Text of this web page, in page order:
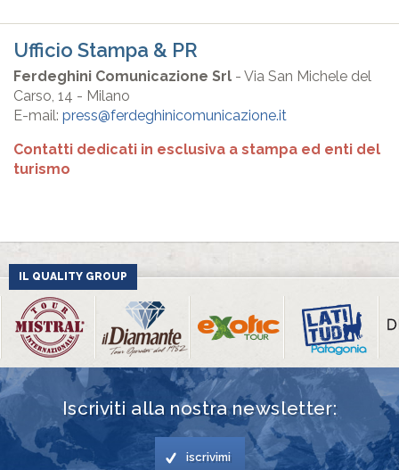
Ufficio Stampa & PR
Ferdeghini Comunicazione Srl - Via San Michele del
Carso, 14 - Milano
E-mail: press@ferdeghinicomunicazione.it
Contatti dedicati in esclusiva a stampa ed enti del
turismo
IL QUALITY GROUP
Iscriviti alla nostra newsletter:
iscrivimi